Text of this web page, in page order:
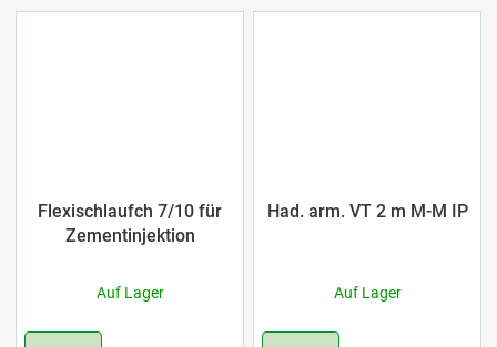
Flexischlaufch 7/10 für
Zementinjektion
Auf Lager
Had. arm. VT 2 m M-M IP
Auf Lager